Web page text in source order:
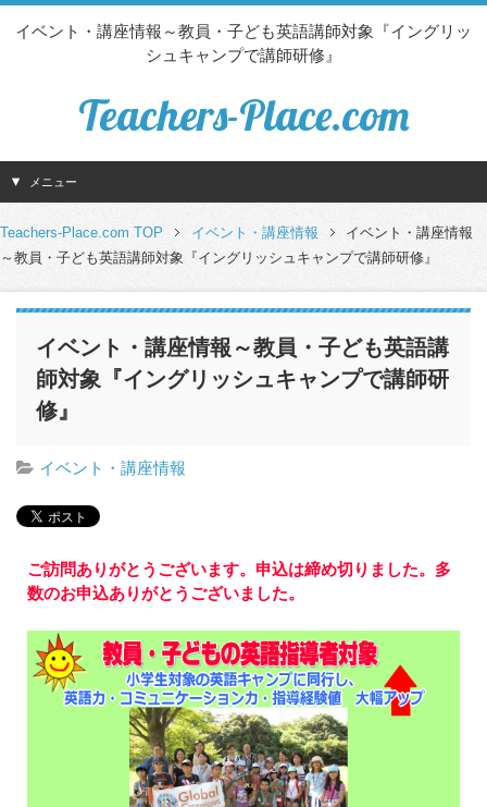
イベント・講座情報～教員・子ども英語講師対象『イングリッ
シュキャンプで講師研修』
Teachers-Place.com
メニュー
Teachers-Place.com TOP イベント・講座情報
イベント・講座情報
～教員・子ども英語講師対象『イングリッシュキャンプで講師研修』
イベント・講座情報～教員・子ども英語講
師対象『イングリッシュキャンプで講師研
修』
イベント・講座情報
ご訪問ありがとうございます。申込は締め切りました。多
数のお申込ありがとうございました。